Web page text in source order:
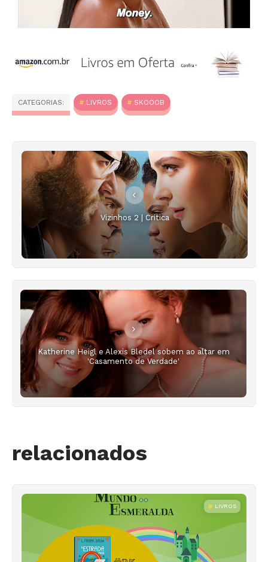
CATEGORIAS: LIVROS SKOOOB
Vizinhos 2 | Crítica
Katherine Heigl e Alexis Bledel sobem ao altar em
'Casamento de Verdade'
relacionados
LIVROS